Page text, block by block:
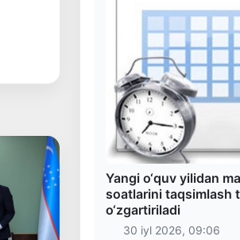
Yangi o‘quv yilidan
soatlarini taqsimlash
o‘zgartiriladi
30 iyl 2026, 09:06